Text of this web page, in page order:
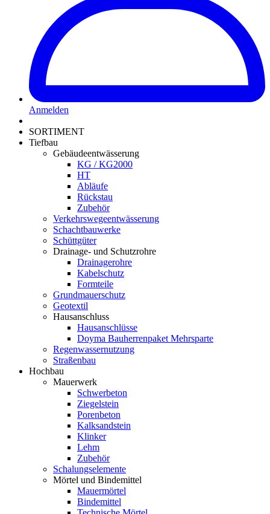
Anmelden
SORTIMENT
Tiefbau
Gebäudeentwässerung
KG / KG2000
HT
Abläufe
Rückstau
Zubehör
Verkehrswegeentwässerung
Schachtbauwerke
Schüttgüter
Drainage- und Schutzrohre
Drainagerohre
Kabelschutz
Formteile
Grundmauerschutz
Geotextil
Hausanschluss
Hausanschlüsse
Doyma Bauherrenpaket Mehrsparte
Regenwassernutzung
Straßenbau
Hochbau
Mauerwerk
Schwerbeton
Ziegelstein
Porenbeton
Kalksandstein
Klinker
Lehm
Zubehör
Schalungselemente
Mörtel und Bindemittel
Mauermörtel
Bindemittel